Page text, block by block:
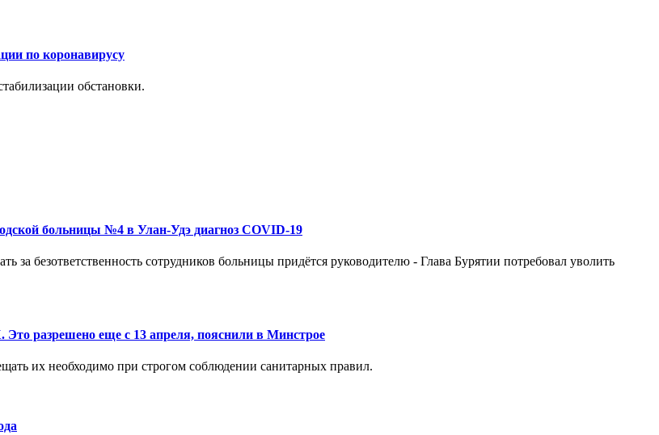
по коронавирусу
обстановки.
больницы №4 в Улан-Удэ диагноз COVID-19
безответственность сотрудников больницы придётся руководителю - Глава Бурятии потребовал уволить
разрешено еще с 13 апреля, пояснили в Минстрое
их необходимо при строгом соблюдении санитарных правил.